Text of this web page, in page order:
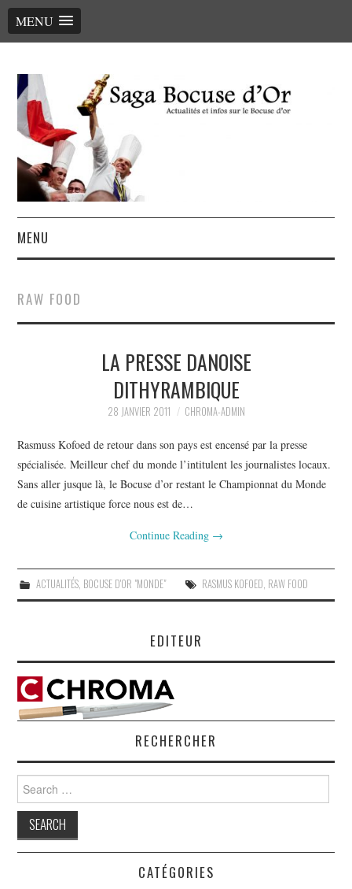
MENU
MENU
LE PALMARÈS, LES CHEFS
SAGA BOCUSE D’OR ?
VIDÉOS
RAW FOOD
LA PRESSE DANOISE
DITHYRAMBIQUE
28 JANVIER 2011 CHROMA-ADMIN
Rasmuss Kofoed de retour dans son pays est encensé par la presse
spécialisée. Meilleur chef du monde l’intitulent les journalistes locaux.
Sans aller jusque là, le Bocuse d’or restant le Championnat du Monde
de cuisine artistique force nous est de…
Continue Reading →
ACTUALITÉS, BOCUSE D'OR "MONDE" RASMUS KOFOED RAW FOOD
EDITEUR
RECHERCHER
for:
CATÉGORIES